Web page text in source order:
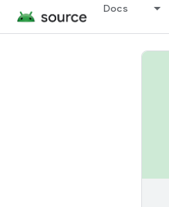
Docs